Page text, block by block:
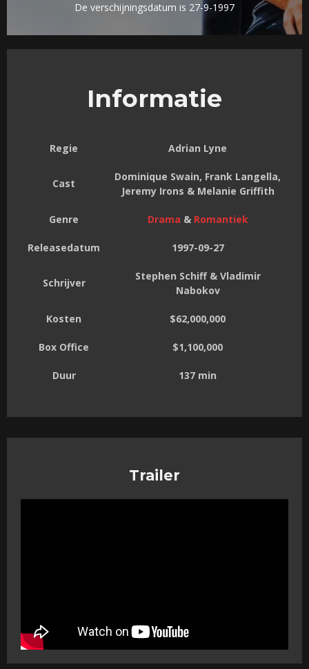
De verschijningsdatum is 27-9-1997
Informatie
Regie Adrian Lyne
Cast
Dominique Swain, Frank Langella,
Jeremy Irons & Melanie Griffith
Genre Drama & Romantiek
Releasedatum 1997-09-27
Schrijver
Stephen Schiff & Vladimir
Nabokov
Kosten $62,000,000
Box Office $1,100,000
Duur 137 min
Trailer